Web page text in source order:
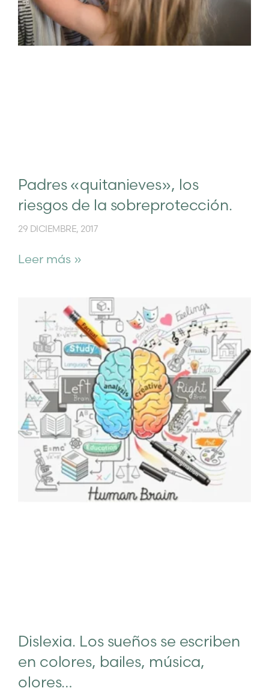
Padres «quitanieves», los
riesgos de la sobreprotección.
29 DICIEMBRE, 2017
Leer más »
Dislexia. Los sueños se escriben
en colores, bailes, música,
olores…